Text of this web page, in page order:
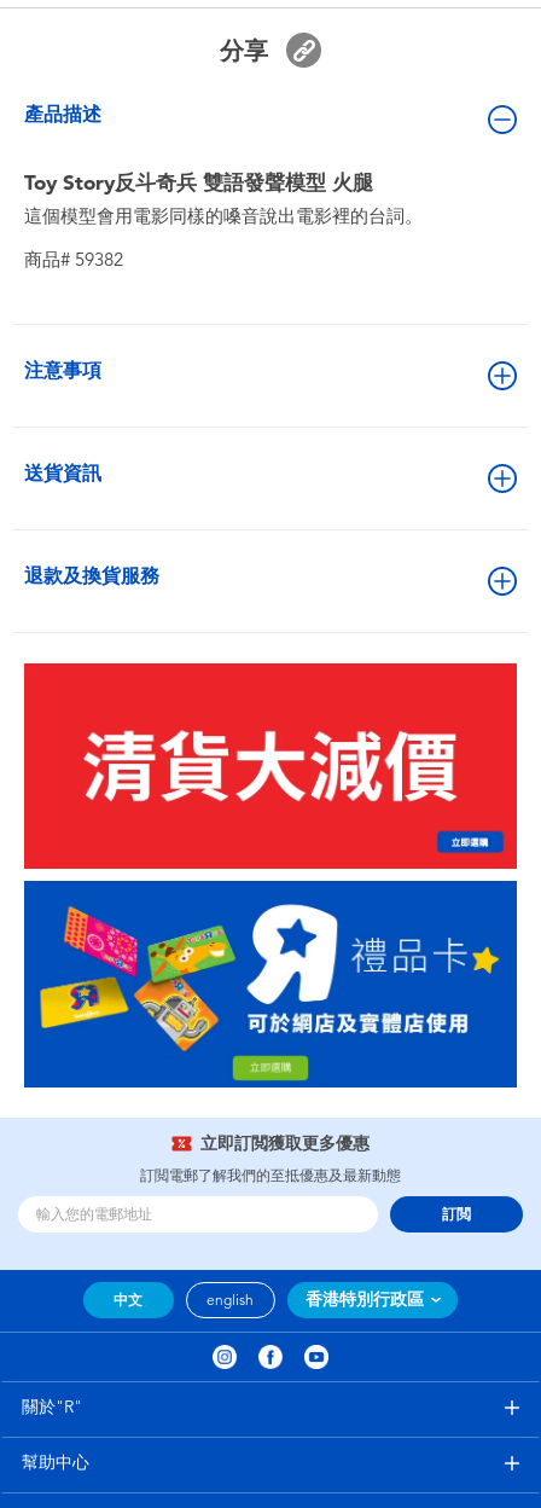
盲盒
人氣角色
生活精品
分享
產品描述
Toy Story反斗奇兵 雙語發聲模型 火腿
這個模型會用電影同樣的嗓音說出電影裡的台詞。
商品# 59382
注意事項
送貨資訊
退款及換貨服務
立即訂閲獲取更多優惠
訂閲電郵了解我們的至抵優惠及最新動態
訂閲
中文 english 香港特別行政區
關於"R"
幫助中心